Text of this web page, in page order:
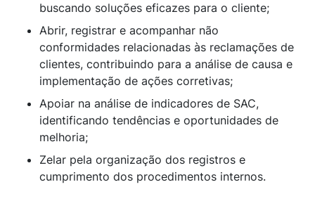
buscando soluções eficazes para o cliente;
Abrir, registrar e acompanhar não
conformidades relacionadas às reclamações de
clientes, contribuindo para a análise de causa e
implementação de ações corretivas;
Apoiar na análise de indicadores de SAC,
identificando tendências e oportunidades de
melhoria;
Zelar pela organização dos registros e
cumprimento dos procedimentos internos.